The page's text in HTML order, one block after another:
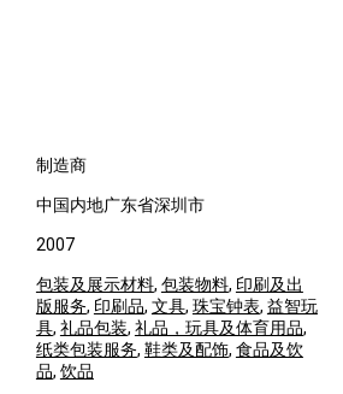
制造商
中国内地广东省深圳市
2007
包装及展示材料, 包装物料, 印刷及出
版服务, 印刷品, 文具, 珠宝钟表, 益智玩
具, 礼品包装, 礼品，玩具及体育用品,
纸类包装服务, 鞋类及配饰, 食品及饮
品, 饮品